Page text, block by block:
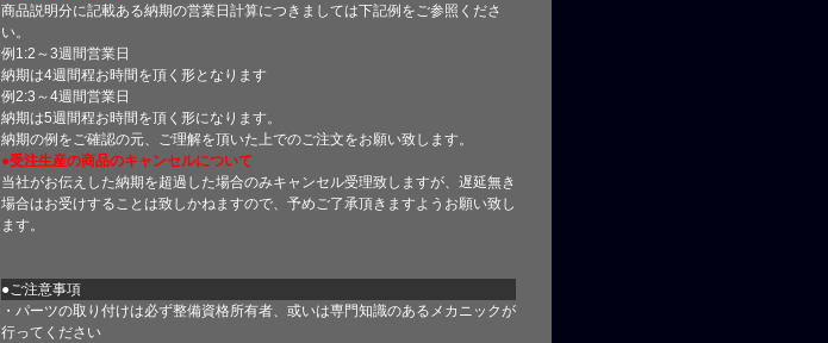
商品説明分に記載ある納期の営業日計算につきましては下記例をご参照くださ
い。
例1:2～3週間営業日
納期は4週間程お時間を頂く形となります
例2:3～4週間営業日
納期は5週間程お時間を頂く形になります。
納期の例をご確認の元、ご理解を頂いた上でのご注文をお願い致します。
●受注生産の商品のキャンセルについて
当社がお伝えした納期を超過した場合のみキャンセル受理致しますが、遅延無き
場合はお受けすることは致しかねますので、予めご了承頂きますようお願い致し
ます。
●ご注意事項
・パーツの取り付けは必ず整備資格所有者、或いは専門知識のあるメカニックが
行ってください